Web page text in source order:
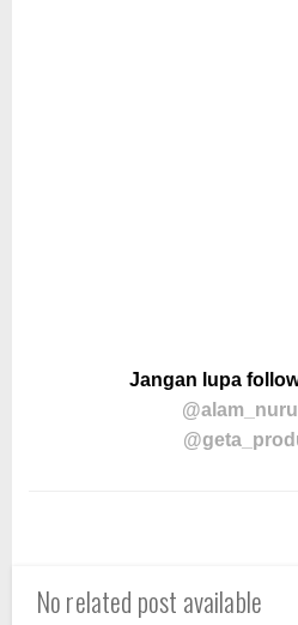
Jangan lupa
No related post available